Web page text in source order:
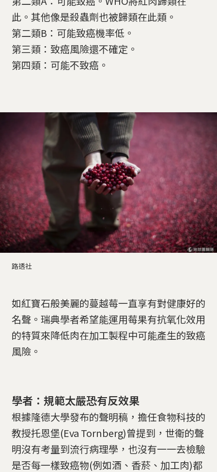
此。其他像是殺蟲劑也被歸類在此類。
第二類B：可能致癌機率低。
第三類：致癌風險還不確定。
第四類：可能不致癌。
路透社
如紅寶石般美麗的蔓越莓一直享有對健康好的
名聲。瑞典學者希望能運用莓果有抗氧化效用
的特質來降低肉在加工製程中可能產生的致癌
風險。
學者：規範太嚴恐有反效果
根據隆德大學發布的聲明稿，擔任食物科技的
教授托恩堡(Eva Tornberg)曾提到，世衛的聲
明沒有考量到流行病理學，也沒有一一去檢驗
是否每一樣致癌物(例如酒、香菸、加工肉)都